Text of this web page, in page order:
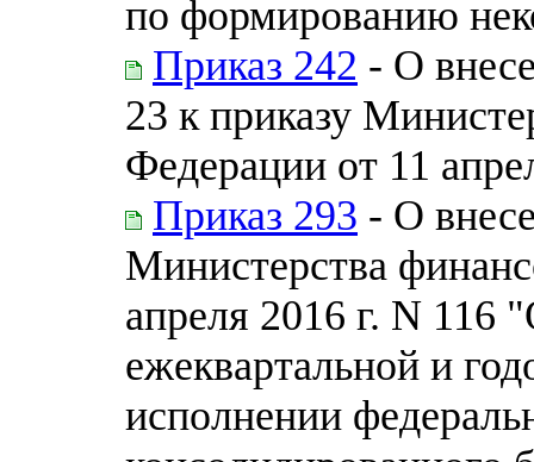
по формированию
Приказ 242 - О
23 к приказу
Федерации от 11
Приказ 293 - О
Министерства
апреля 2016 г. N 116
ежеквартальной и
исполнении